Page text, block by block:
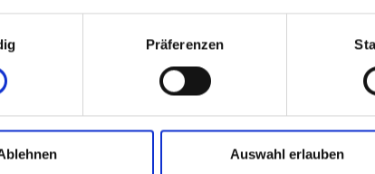
Präferenzen
Auswahl erlauben
der Jungpferdeausbildung
Übungen für jedes Pferd
– für eine harmonische Zusammenarbeit
die vielseitigen Möglichkeiten der Doppellonge!🚀🐴